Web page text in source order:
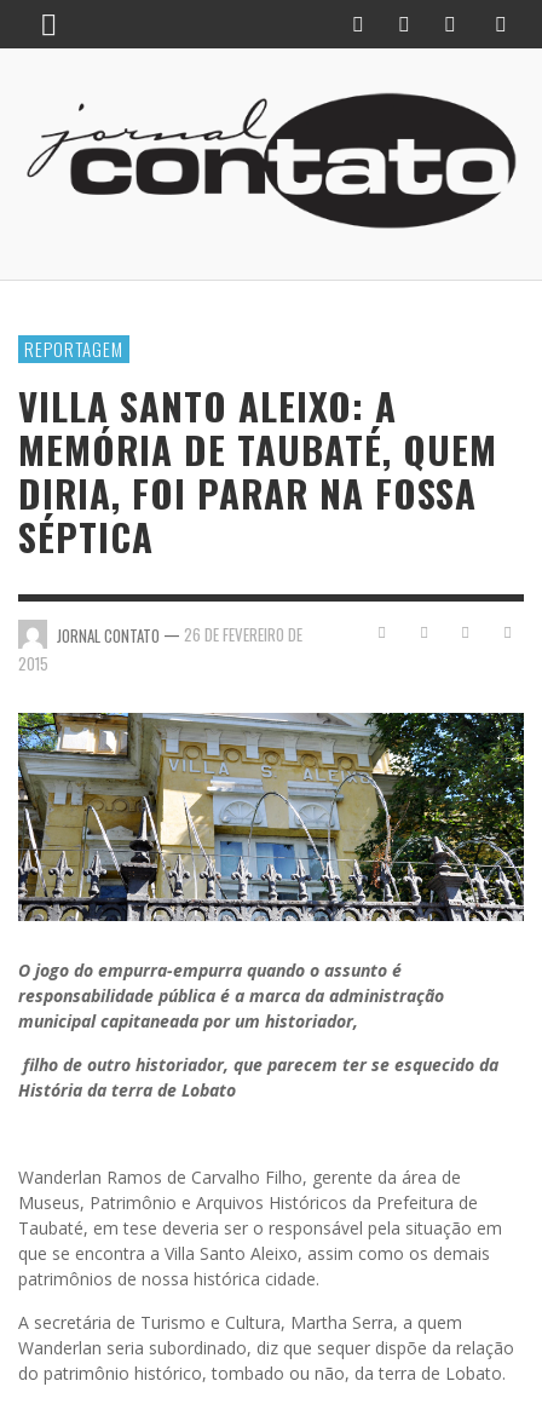
REPORTAGEM
VILLA SANTO ALEIXO: A
MEMÓRIA DE TAUBATÉ, QUEM
DIRIA, FOI PARAR NA FOSSA
SÉPTICA
JORNAL CONTATO — 26 DE FEVEREIRO DE
2015
O jogo do empurra-empurra quando o assunto é
responsabilidade pública é a marca da administração
municipal capitaneada por um historiador,
filho de outro historiador, que parecem ter se esquecido da
História da terra de Lobato
Wanderlan Ramos de Carvalho Filho, gerente da área de
Museus, Patrimônio e Arquivos Históricos da Prefeitura de
Taubaté, em tese deveria ser o responsável pela situação em
que se encontra a Villa Santo Aleixo, assim como os demais
patrimônios de nossa histórica cidade.
A secretária de Turismo e Cultura, Martha Serra, a quem
Wanderlan seria subordinado, diz que sequer dispõe da relação
do patrimônio histórico, tombado ou não, da terra de Lobato.